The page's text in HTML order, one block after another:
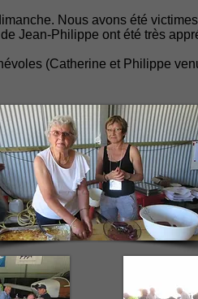
Nous avons été
Jean-Philippe ont été très
(Catherine et Philippe